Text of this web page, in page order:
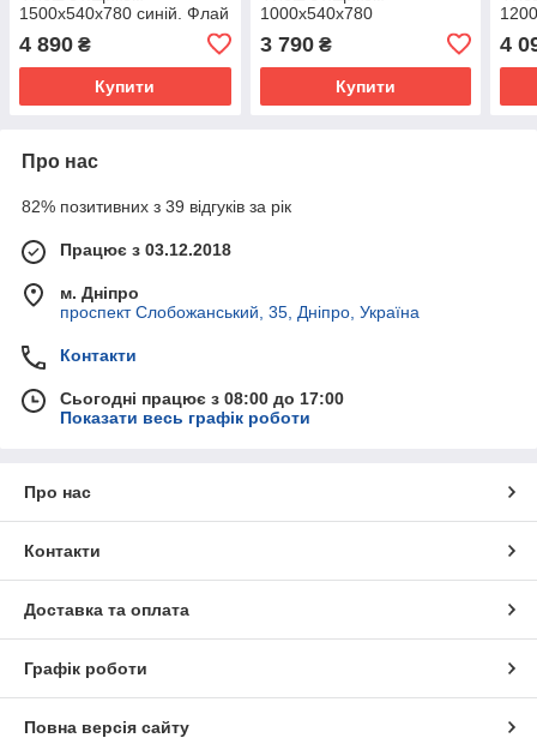
1500x540x780 синій. Флай
4 890 ₴
Купити
1000x540x780
помаранчевий. Флай 2218
3 790₴
Купити
4
Про нас
82% позитивних з 39 відгуків за рік
Працює з 03.12.2018
м. Дніпро
проспект Слобожанський, 35, Дніпро, Україна
Контакти
Сьогодні працює з 08:00 до 17:00
Показати весь графік роботи
Про нас
Контакти
Доставка та оплата
Графік роботи
Повна версія сайту